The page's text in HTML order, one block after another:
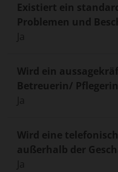
Existiert ein
Problemen und
Ja
Wird ein
Betreuerin/
Ja
Wird eine
außerhalb der
Ja